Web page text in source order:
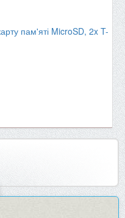
пам'яті MicroSD, 2x T-